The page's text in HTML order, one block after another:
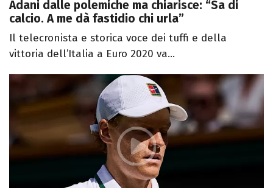
Adani dalle polemiche ma chiarisce: “Sa di
calcio. A me dà fastidio chi urla”
Il telecronista e storica voce dei tuffi e della
vittoria dell’Italia a Euro 2020 va...